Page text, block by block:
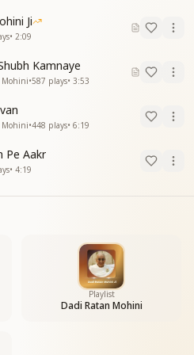
Ji
• 2:09
Kamnaye
Mohini•587 plays• 3:53
Mohini•448 plays• 6:19
Pe Aakr
• 4:19
Playlist
Dadi Ratan Mohini